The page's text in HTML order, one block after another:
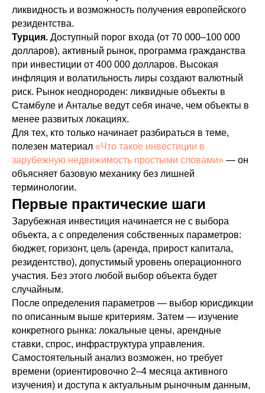
ликвидность и возможность получения европейского
резидентства.
Турция. Доступный порог входа (от 70 000–100 000
долларов), активный рынок, программа гражданства
при инвестиции от 400 000 долларов. Высокая
инфляция и волатильность лиры создают валютный
риск. Рынок неоднороден: ликвидные объекты в
Стамбуле и Анталье ведут себя иначе, чем объекты в
менее развитых локациях.
Для тех, кто только начинает разбираться в теме,
полезен материал «Что такое инвестиции в
зарубежную недвижимость простыми словами» — он
объясняет базовую механику без лишней
терминологии.
Первые практические шаги
Зарубежная инвестиция начинается не с выбора
объекта, а с определения собственных параметров:
бюджет, горизонт, цель (аренда, прирост капитала,
резидентство), допустимый уровень операционного
участия. Без этого любой выбор объекта будет
случайным.
После определения параметров — выбор юрисдикции
по описанным выше критериям. Затем — изучение
конкретного рынка: локальные цены, арендные
ставки, спрос, инфраструктура управления.
Самостоятельный анализ возможен, но требует
времени (ориентировочно 2–4 месяца активного
изучения) и доступа к актуальным рыночным данным,